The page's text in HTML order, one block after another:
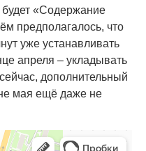
«Содержание
предполагалось, что
уже устанавливать
апреля – укладывать
дополнительный
мая ещё даже не